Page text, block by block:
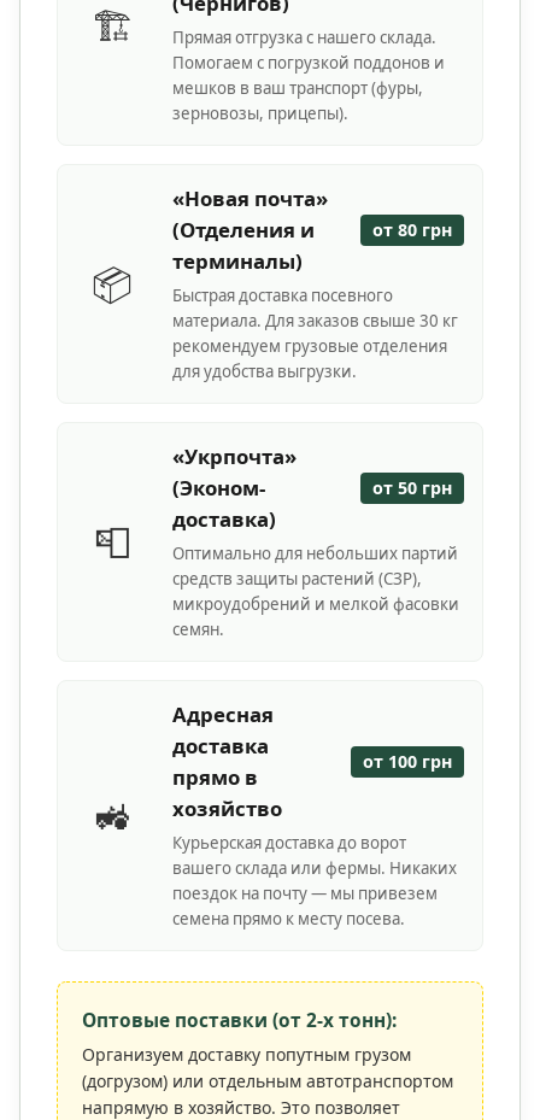
🏗️
Прямая отгрузка с нашего склада.
Помогаем с погрузкой поддонов и
мешков в ваш транспорт (фуры,
зерновозы, прицепы).
📦
«Новая почта»
(Отделения и
терминалы)
от 80 грн
Быстрая доставка посевного
материала. Для заказов свыше 30 кг
рекомендуем грузовые отделения
для удобства выгрузки.
📮
«Укрпочта»
(Эконом-
доставка)
от 50 грн
Оптимально для небольших партий
средств защиты растений (СЗР),
микроудобрений и мелкой фасовки
семян.
🚜
Адресная
доставка
прямо в
хозяйство
от 100 грн
Курьерская доставка до ворот
вашего склада или фермы. Никаких
поездок на почту — мы привезем
семена прямо к месту посева.
Оптовые поставки (от 2-х тонн):
Организуем доставку попутным грузом
(догрузом) или отдельным автотранспортом
напрямую в хозяйство. Это позволяет